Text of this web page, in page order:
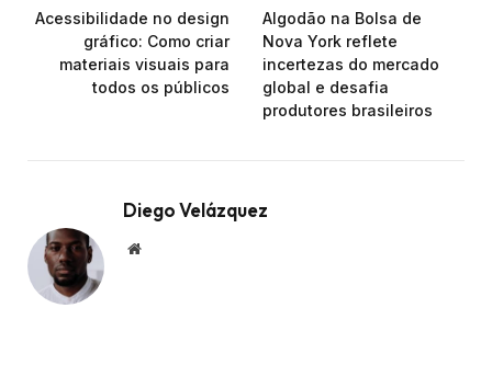
Acessibilidade no design
gráfico: Como criar
materiais visuais para
todos os públicos
Algodão na Bolsa de
Nova York reflete
incertezas do mercado
global e desafia
produtores brasileiros
Diego Velázquez
Website